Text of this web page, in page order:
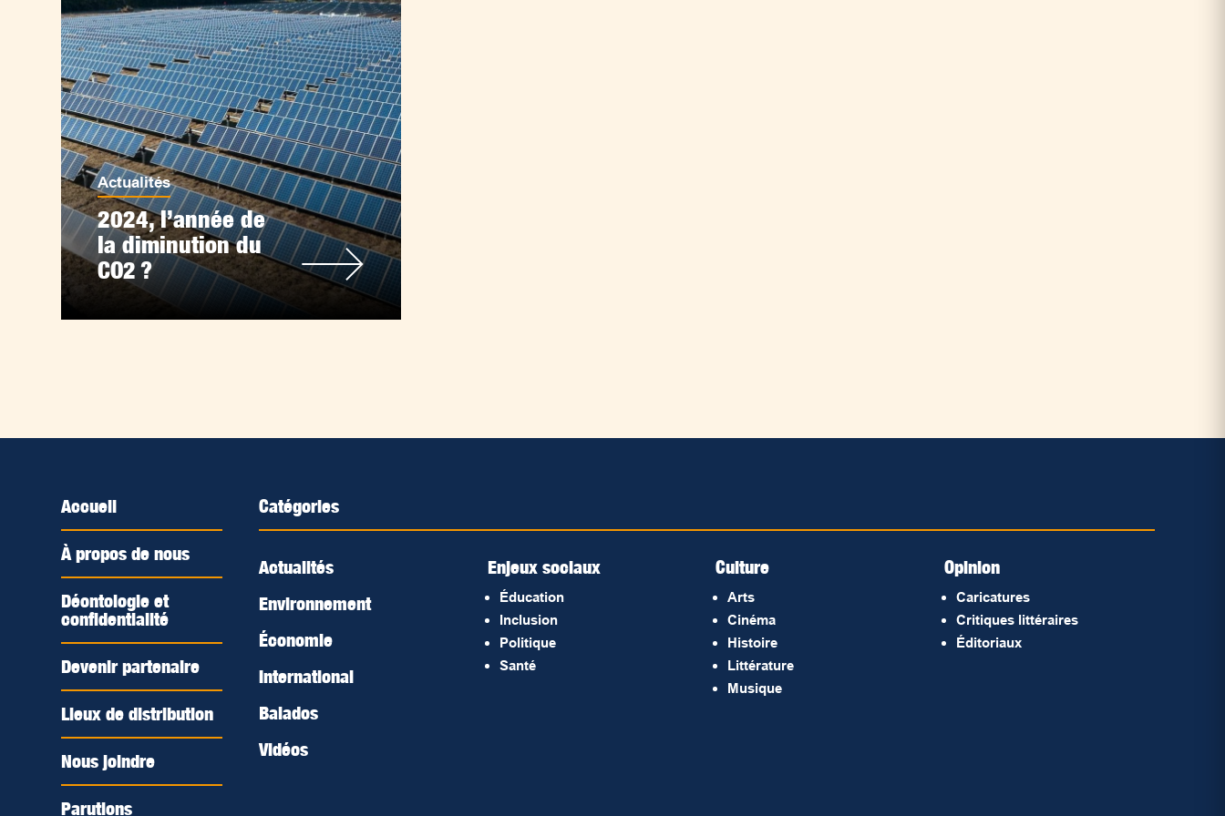
Actualités
2024, l’année de
la diminution du
CO2 ?
Accueil
À propos de nous
Déontologie et
confidentialité
Devenir partenaire
Lieux de distribution
Nous joindre
Parutions
Catégories
Actualités
Environnement
Économie
International
Balados
Vidéos
Enjeux sociaux
Éducation
Inclusion
Politique
Santé
Culture
Arts
Cinéma
Histoire
Littérature
Musique
Opinion
Caricatures
Critiques littéraires
Éditoriaux